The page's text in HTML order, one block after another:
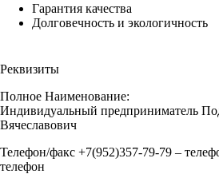
Гарантия качества
Долговечность и экологичность
Реквизиты
Полное Наименование:
Индивидуальный предприниматель
Вячеславович
Телефон/факс +7(952)357-79-79 –
телефон